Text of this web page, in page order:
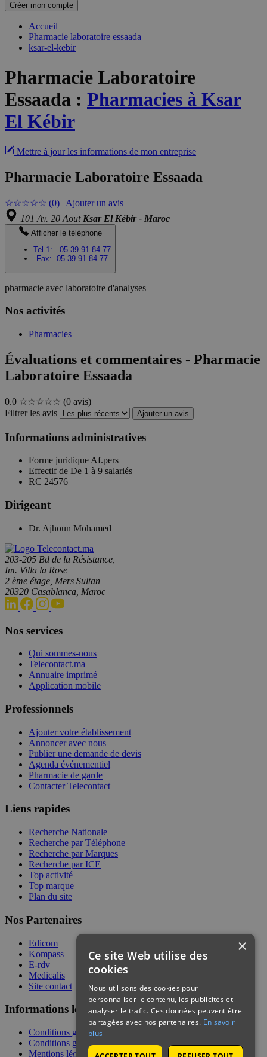
Créer mon compte
Accueil
Pharmacie laboratoire essaada
ksar-el-kebir
Pharmacie Laboratoire
Essaada : Pharmacies à Ksar
El Kébir
Mettre à jour les informations de mon entreprise
Pharmacie Laboratoire Essaada
☆☆☆☆☆ (0) | Ajouter un avis
101 Av. 20 Aout Ksar El Kébir - Maroc
Afficher le téléphone
Tel 1:
05 39 91 84 77
Fax: 05 39 91 84 77
pharmacie avec laboratoire d'analyses
Nos activités
Pharmacies
Évaluations et commentaires - Pharmacie
Laboratoire Essaada
0.0 ☆☆☆☆☆ (0 avis)
Filtrer les avis
Ajouter un avis
Informations administratives
Forme juridique Af.pers
Effectif de De 1 à 9 salariés
RC 24576
Dirigeant
Dr. Ajhoun Mohamed
203-205 Bd de la Résistance,
Im. Villa la Rose
2 ème étage, Mers Sultan
20320 Casablanca, Maroc
Nos services
Qui sommes-nous
Telecontact.ma
Annuaire imprimé
Application mobile
Professionnels
Ajouter votre établissement
Annoncer avec nous
Publier une demande de devis
Agenda événementiel
Pharmacie de garde
Contacter Telecontact
Liens rapides
Recherche Nationale
Recherche par Téléphone
Recherche par Marques
Recherche par ICE
Top activité
Top marque
Plan du site
Nos Partenaires
Edicom
Kompass
E-rdv
Medicalis
Site contact
Informations légales
Conditions générales de services
Conditions générales de vente
Mentions légales
×
Ce site Web utilise des
cookies
Nous utilisons des cookies pour
personnaliser le contenu, les publicités et
analyser le trafic. Ces données peuvent être
partagées avec nos partenaires. En savoir
plus